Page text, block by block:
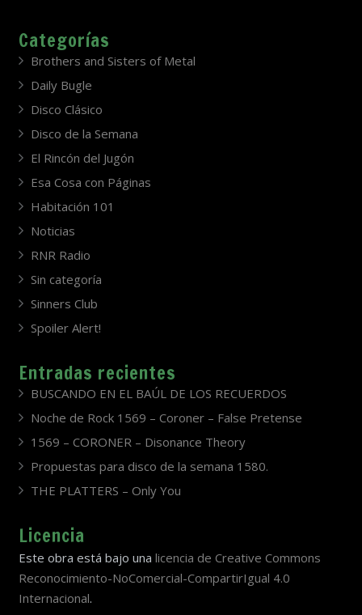
Categorías
Brothers and Sisters of Metal
Daily Bugle
Disco Clásico
Disco de la Semana
El Rincón del Jugón
Esa Cosa con Páginas
Habitación 101
Noticias
RNR Radio
Sin categoría
Sinners Club
Spoiler Alert!
Entradas recientes
BUSCANDO EN EL BAÚL DE LOS RECUERDOS
Noche de Rock 1569 – Coroner – False Pretense
1569 – CORONER – Disonance Theory
Propuestas para disco de la semana 1580.
THE PLATTERS – Only You
Licencia
Este obra está bajo una licencia de Creative Commons
Reconocimiento-NoComercial-CompartirIgual 4.0
Internacional.